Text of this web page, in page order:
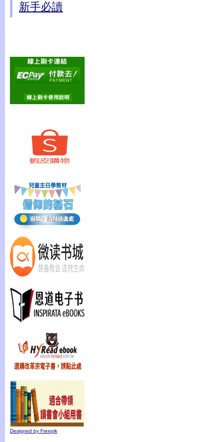
新手必讀
Designed by Freepik